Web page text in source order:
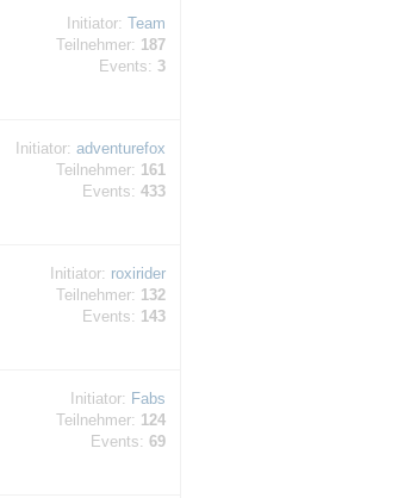
Initiator: Team
Teilnehmer: 187
Events: 3
Initiator: adventurefox
Teilnehmer: 161
Events: 433
Initiator: roxirider
Teilnehmer: 132
Events: 143
Initiator: Fabs
Teilnehmer: 124
Events: 69